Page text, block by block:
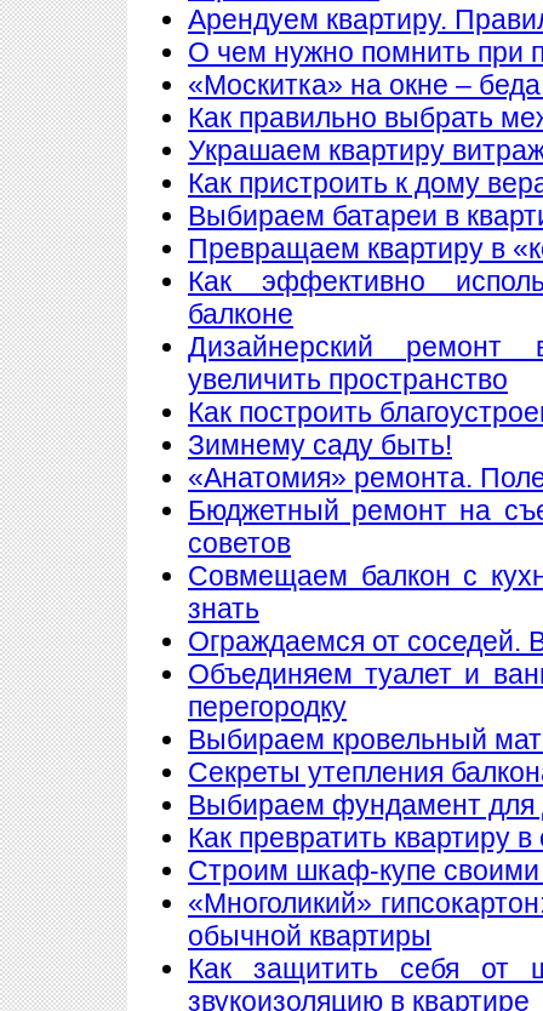
Арендуем квартиру.
О чем нужно помнить при
«Москитка» на окне –
Как правильно выбрать
Украшаем квартиру
Как пристроить к дому
Выбираем батареи в
Превращаем квартиру в
Как эффективно
балконе
Дизайнерский
увеличить пространство
Как построить
Зимнему саду быть!
«Анатомия» ремонта.
Бюджетный ремонт на
советов
Совмещаем балкон с
знать
Ограждаемся от соседей.
Объединяем туалет и
перегородку
Выбираем кровельный
Секреты утепления
Выбираем фундамент для
Как превратить квартиру
Строим шкаф-купе
«Многоликий»
обычной квартиры
Как защитить себя от
звукоизоляцию в квартире